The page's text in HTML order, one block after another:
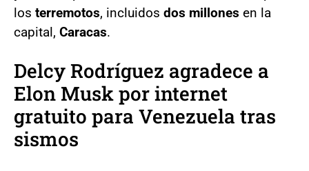
los terremotos, incluidos dos millones en la
capital, Caracas.
Delcy Rodríguez agradece a
Elon Musk por internet
gratuito para Venezuela tras
sismos